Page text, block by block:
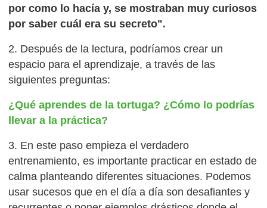
por como lo hacía y, se mostraban muy curiosos
por saber cuál era su secreto".
2. Después de la lectura, podríamos crear un
espacio para el aprendizaje, a través de las
siguientes preguntas:
¿Qué aprendes de la tortuga? ¿Cómo lo podrías
llevar a la práctica?
3. En este paso empieza el verdadero
entrenamiento, es importante practicar en estado de
calma planteando diferentes situaciones. Podemos
usar sucesos que en el día a día son desafiantes y